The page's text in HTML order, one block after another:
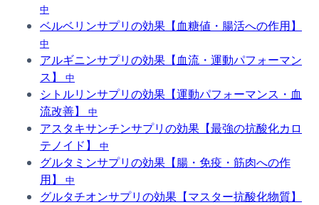
中
ベルベリンサプリの効果【血糖値・腸活への作用】
中
アルギニンサプリの効果【血流・運動パフォーマン
ス】
中
シトルリンサプリの効果【運動パフォーマンス・血
流改善】
中
アスタキサンチンサプリの効果【最強の抗酸化カロ
テノイド】
中
グルタミンサプリの効果【腸・免疫・筋肉への作
用】
中
グルタチオンサプリの効果【マスター抗酸化物質】